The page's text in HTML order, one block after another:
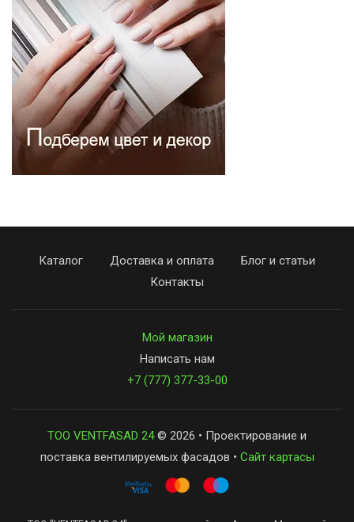
Каталог Доставка и оплата
Блог и статьи
Контакты
Мой магазин
Написать нам
+7 (777) 377-33-00
ТОО VENTFASAD 24© 2026 • Проектирование и
поставка вентилируемых фасадов • Сайт картасы